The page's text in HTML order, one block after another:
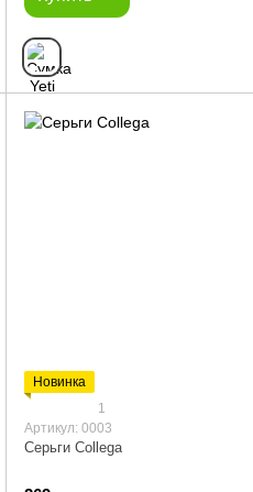
Новинка
1
Артикул: 0003
Серьги Collega